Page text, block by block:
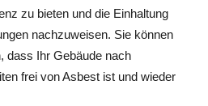
zu bieten und die Einhaltung
nachzuweisen. Sie können
dass Ihr Gebäude nach
frei von Asbest ist und wieder